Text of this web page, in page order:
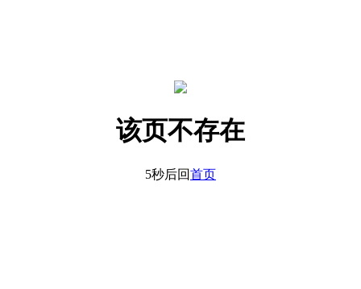
该页不存在
5秒后回首页